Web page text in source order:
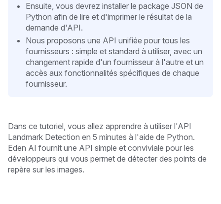
Ensuite, vous devrez installer le package JSON de
Python afin de lire et d'imprimer le résultat de la
demande d'API.
Nous proposons une API unifiée pour tous les
fournisseurs : simple et standard à utiliser, avec un
changement rapide d'un fournisseur à l'autre et un
accès aux fonctionnalités spécifiques de chaque
fournisseur.
Dans ce tutoriel, vous allez apprendre à utiliser l'API
Landmark Detection en 5 minutes à l'aide de Python.
Eden AI fournit une API simple et conviviale pour les
développeurs qui vous permet de détecter des points de
repère sur les images.